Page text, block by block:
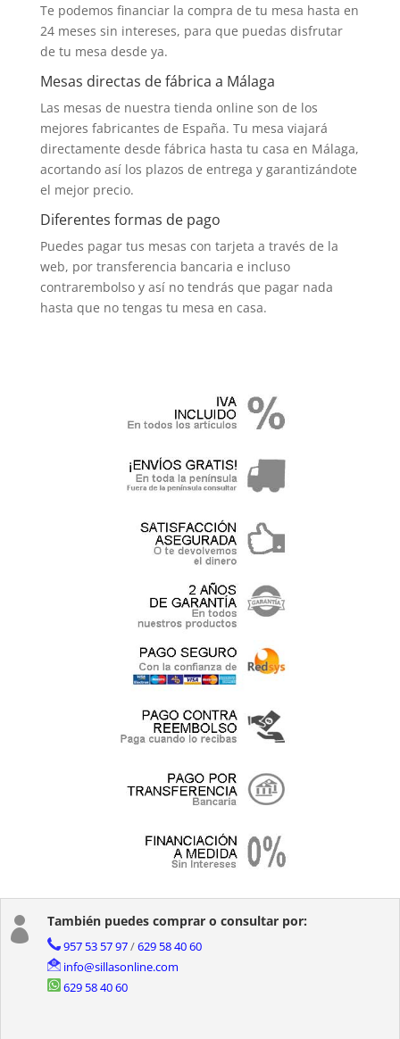
Te podemos financiar la compra de tu mesa hasta en
24 meses sin intereses, para que puedas disfrutar
de tu mesa desde ya.
Mesas directas de fábrica a Málaga
Las mesas de nuestra tienda online son de los
mejores fabricantes de España. Tu mesa viajará
directamente desde fábrica hasta tu casa en Málaga,
acortando así los plazos de entrega y garantizándote
el mejor precio.
Diferentes formas de pago
Puedes pagar tus mesas con tarjeta a través de la
web, por transferencia bancaria e incluso
contrarembolso y así no tendrás que pagar nada
hasta que no tengas tu mesa en casa.
 También puedes comprar o consultar por:
957 53 57 97/629 58 40 60
info@sillasonline.com
629 58 40 60